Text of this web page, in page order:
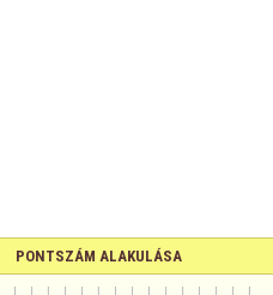
PONTSZÁM ALAKULÁSA